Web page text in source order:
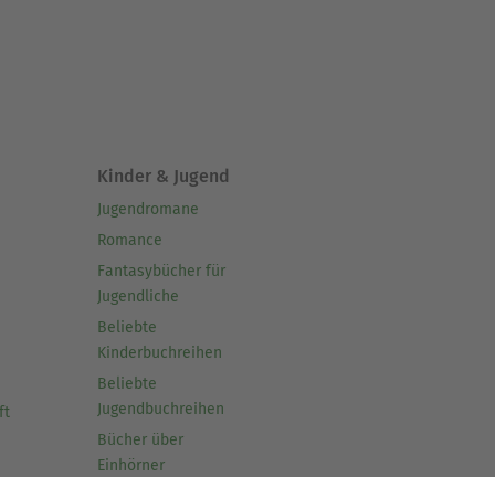
Kinder & Jugend
Jugendromane
Romance
Fantasybücher für
Jugendliche
Beliebte
Kinderbuchreihen
Beliebte
Jugendbuchreihen
Bücher über
Einhörner